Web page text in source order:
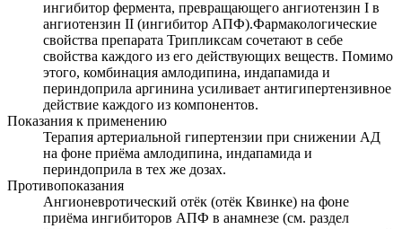
ингибитор фермента, превращающего ангиотензин I в
ангиотензин II (ингибитор АПФ).Фармакологические
свойства препарата Трипликсам сочетают в себе
свойства каждого из его действующих веществ. Помимо
этого, комбинация амлодипина, индапамида и
периндоприла аргинина усиливает антигипертензивное
действие каждого из компонентов.
Показания к применению
Терапия артериальной гипертензии при снижении АД
на фоне приёма амлодипина, индапамида и
периндоприла в тех же дозах.
Противопоказания
Ангионевротический отёк (отёк Квинке) на фоне
приёма ингибиторов АПФ в анамнезе (см. раздел